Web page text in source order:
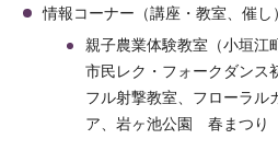
情報コーナー（講座・教室、催し
親子農業体験教室（小垣江
市民レク・フォークダンス
フル射撃教室、フローラル
ア、岩ヶ池公園 春まつり